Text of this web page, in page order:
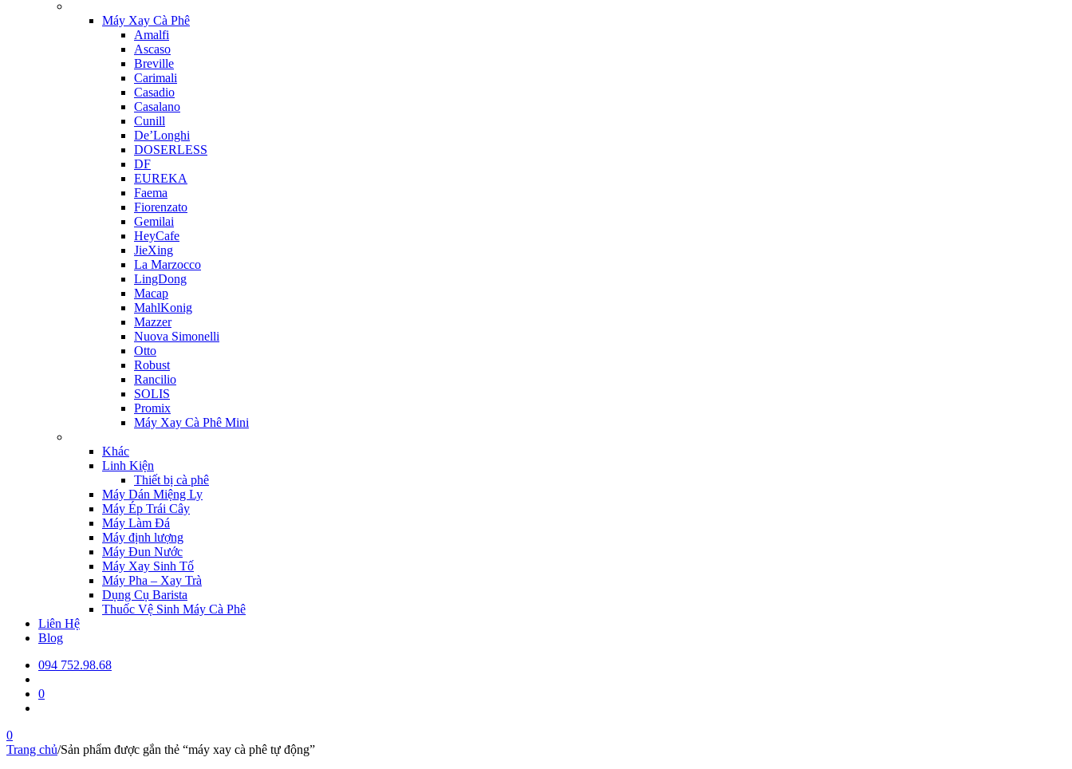
Máy Xay Cà Phê
Amalfi
Ascaso
Breville
Carimali
Casadio
Casalano
Cunill
De’Longhi
DOSERLESS
DF
EUREKA
Faema
Fiorenzato
Gemilai
HeyCafe
JieXing
La Marzocco
LingDong
Macap
MahlKonig
Mazzer
Nuova Simonelli
Otto
Robust
Rancilio
SOLIS
Promix
Máy Xay Cà Phê Mini
Khác
Linh Kiện
Thiết bị cà phê
Máy Dán Miệng Ly
Máy Ép Trái Cây
Máy Làm Đá
Máy định lượng
Máy Đun Nước
Máy Xay Sinh Tố
Máy Pha – Xay Trà
Dụng Cụ Barista
Thuốc Vệ Sinh Máy Cà Phê
Liên Hệ
Blog
094 752.98.68
0
0
Trang chủ/Sản phẩm được gắn thẻ “máy xay cà phê tự động”